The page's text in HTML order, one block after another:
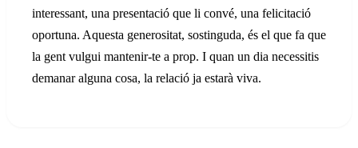
interessant, una presentació que li convé, una felicitació
oportuna. Aquesta generositat, sostinguda, és el que fa que
la gent vulgui mantenir-te a prop. I quan un dia necessitis
demanar alguna cosa, la relació ja estarà viva.